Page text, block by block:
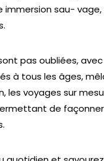
sau-
pas oubliées,
à tous les âges,
les voyages sur
de